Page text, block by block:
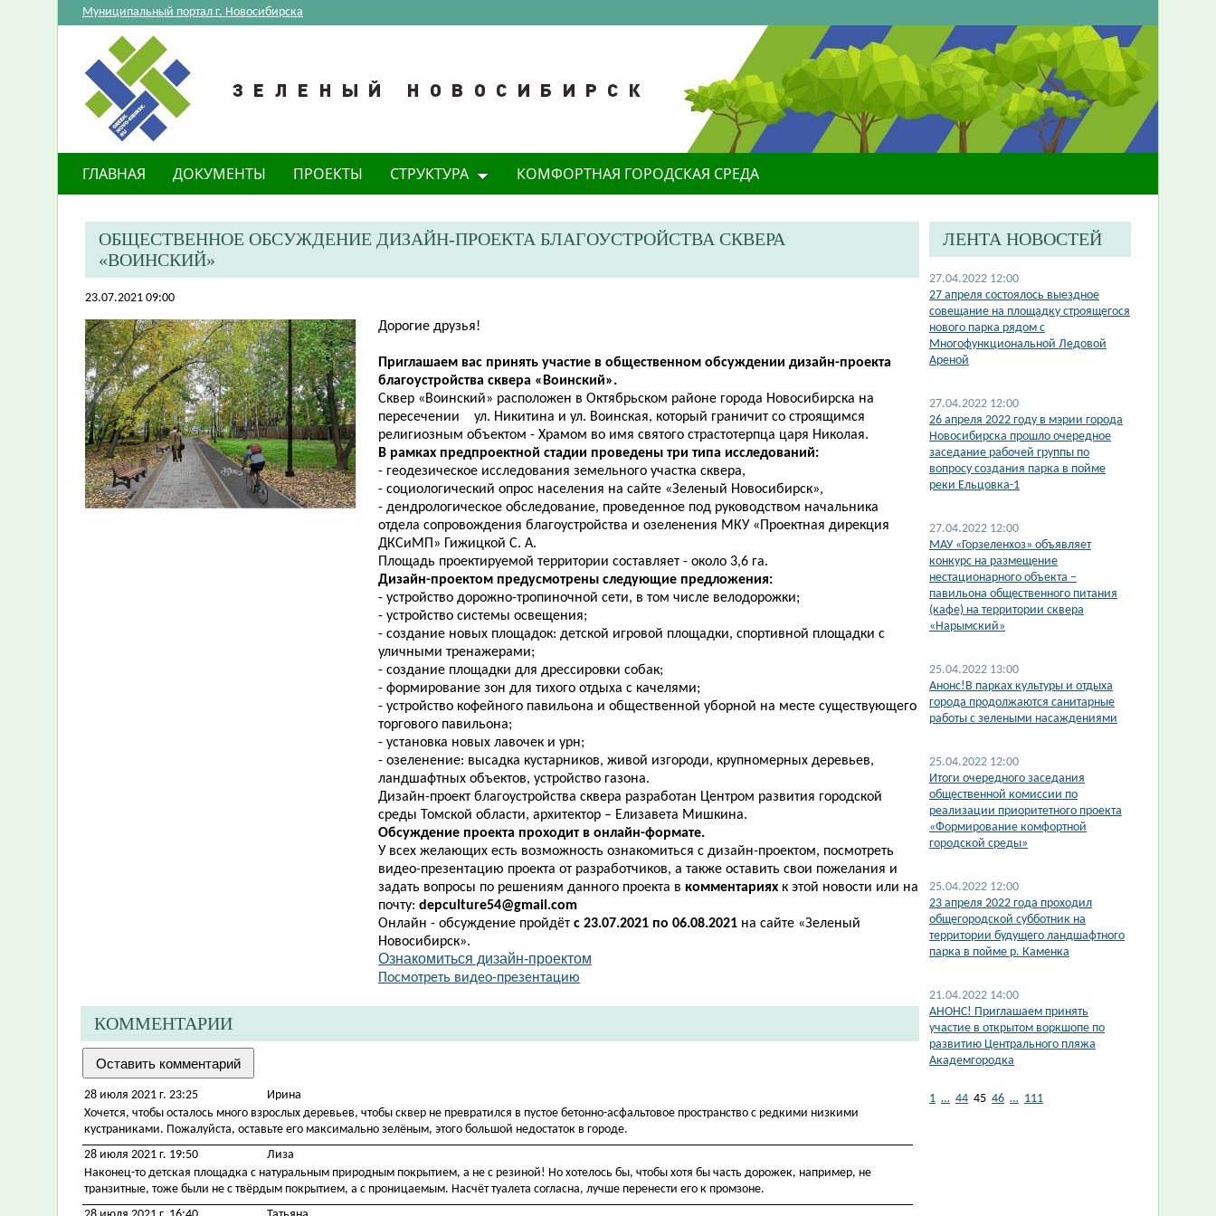
Муниципальный портал г. Новосибирска
ГЛАВНАЯ ДОКУМЕНТЫ ПРОЕКТЫ СТРУКТУРА КОМФОРТНАЯ ГОРОДСКАЯ СРЕДА
ОБЩЕСТВЕННОЕ ОБСУЖДЕНИЕ ДИЗАЙН-ПРОЕКТА БЛАГОУСТРОЙСТВА СКВЕРА
«ВОИНСКИЙ»
23.07.2021 09:00
Дорогие друзья!
​Приглашаем вас принять участие в общественном обсуждении дизайн-проекта
благоустройства сквера «Воинский».
Сквер «Воинский» расположен в Октябрьском районе города Новосибирска на
пересечении ул. Никитина и ул. Воинская, который граничит со строящимся
религиозным объектом - Храмом во имя святого страстотерпца царя Николая.
В рамках предпроектной стадии проведены три типа исследований:
- геодезическое исследования земельного участка сквера,
- социологический опрос населения на сайте «Зеленый Новосибирск»,
- дендрологическое обследование, проведенное под руководством начальника
отдела сопровождения благоустройства и озеленения МКУ «Проектная дирекция
ДКСиМП» Гижицкой С. А.
Площадь проектируемой территории составляет - около 3,6 га.
Дизайн-проектом предусмотрены следующие предложения:
- устройство дорожно-тропиночной сети, в том числе велодорожки;
- устройство системы освещения;
- создание новых площадок: детской игровой площадки, спортивной площадки с
уличными тренажерами;
- создание площадки для дрессировки собак;
- формирование зон для тихого отдыха с качелями;
- устройство кофейного павильона и общественной уборной на месте существующего
торгового павильона;
- установка новых лавочек и урн;
- озеленение: высадка кустарников, живой изгороди, крупномерных деревьев,
ландшафтных объектов, устройство газона.
Дизайн-проект благоустройства сквера разработан Центром развития городской
среды Томской области, архитектор – Елизавета Мишкина.
Обсуждение проекта проходит в онлайн-формате.
У всех желающих есть возможность ознакомиться с дизайн-проектом, посмотреть
видео-презентацию проекта от разработчиков, а также оставить свои пожелания и
задать вопросы по решениям данного проекта в комментариях к этой новости или на
почту: depculture54@gmail.com
Онлайн - обсуждение пройдёт с 23.07.2021 по 06.08.2021 на сайте «Зеленый
Новосибирск».
Ознакомиться дизайн-проектом​​
Посмотреть видео-презентацию​
КОММЕНТАРИИ
28 июля 2021 г. 23:25
Ирина
Хочется, чтобы осталось много взрослых деревьев, чтобы сквер не превратился в пустое бетонно-асфальтовое пространство с редкими низкими
кустраниками. Пожалуйста, оставьте его максимально зелёным, этого большой недостаток в городе.
28 июля 2021 г. 19:50
Лиза
Наконец-то детская площадка с натуральным природным покрытием, а не с резиной! Но хотелось бы, чтобы хотя бы часть дорожек, например, не
транзитные, тоже были не с твёрдым покрытием, а с проницаемым. Насчёт туалета согласна, лучше перенести его к промзоне.
ЛЕНТА НОВОСТЕЙ
27.04.2022 12:00
27 апреля состоялось выездное
совещание на площадку строящегося
нового парка рядом с
Многофункциональной Ледовой
Ареной
27.04.2022 12:00
26 апреля 2022 году в мэрии города
Новосибирска прошло очередное
заседание рабочей группы по
вопросу создания парка в пойме
реки Ельцовка-1
27.04.2022 12:00
МАУ «Горзеленхоз» объявляет
конкурс на размещение
нестационарного объекта –
павильона общественного питания
(кафе) на территории сквера
«Нарымский»
25.04.2022 13:00
Анонс!В парках культуры и отдыха
города продолжаются санитарные
работы с зелеными насаждениями
25.04.2022 12:00
Итоги очередного заседания
общественной комиссии по
реализации приоритетного проекта
«Формирование комфортной
городской среды»
25.04.2022 12:00
23 апреля 2022 года проходил
общегородской субботник на
территории будущего ландшафтного
парка в пойме р. Каменка
21.04.2022 14:00
АНОНС! Приглашаем принять
участие в открытом воркшопе по
развитию Центрального пляжа
Академгородка
1 … 44 45 46 … 111